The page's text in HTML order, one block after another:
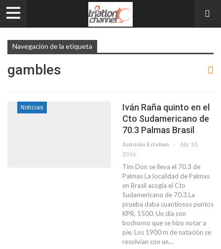
Navegación de la etiqueta
gambles
Noticias
Iván Raña quinto en el
Cto Sudamericano de
70.3 Palmas Brasil
Antonio Esteban
Abr 10,
2016
Tim Don se lleva el 70.3 de
Palmas La localidad de Palmas
en Brasil acogía el Cto
Sudamericano de 70.3.La
prueba daba cuantiosos puntos
KPR, 1500. Un día con
bochorno que se hizo notar a
pie. Los 1900 m de natación se
resolvían con un…